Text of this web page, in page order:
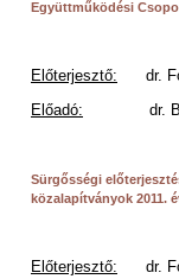
Együttműködési
Előterjesztő: dr.
Előadó: dr.
Sürgősségi
közalapítványok 2011.
Előterjesztő: dr.